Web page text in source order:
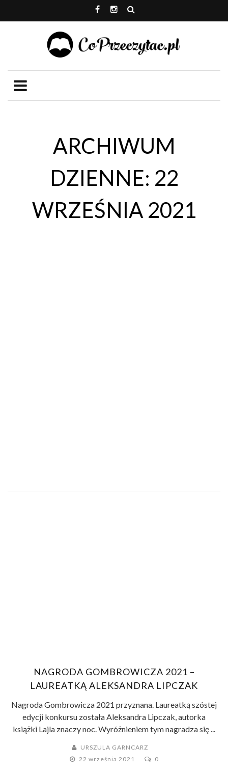
ARCHIWUM
DZIENNE: 22
WRZEŚNIA 2021
NAGRODA GOMBROWICZA 2021 –
LAUREATKĄ ALEKSANDRA LIPCZAK
Nagroda Gombrowicza 2021 przyznana. Laureatką szóstej
edycji konkursu została Aleksandra Lipczak, autorka
książki Lajla znaczy noc. Wyróżnieniem tym nagradza się ...
URSZULA GARNCARZ
22 września 2021
0